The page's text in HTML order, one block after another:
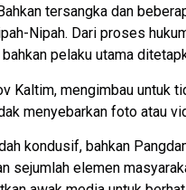
tersangka dan
Nipah. Dari proses
pelaku utama
Kaltim, mengimbau untuk
menyebarkan foto atau
kondusif, bahkan
sejumlah elemen